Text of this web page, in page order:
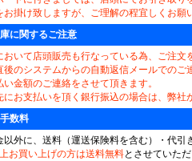
お掛け致しますが、ご理解の程宜しくお願
に関するご注意
おいて店頭販売も行なっている為、ご注
後のシステムからの自動返信メールでの
い金額のご連絡をさせて頂きます。
にお支払いを頂く銀行振込の場合は、弊
数料
以外に、送料（運送保険料を含む）・代
お買い上げの方は送料無料とさせていた